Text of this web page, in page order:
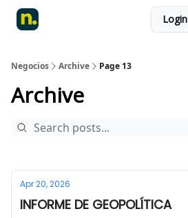
Login
Negocios Archive Page 13
Archive
Apr 20, 2026
INFORME DE GEOPOLÍTICA